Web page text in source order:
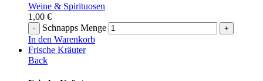
Weine & Spirituosen
1,00 €
Schnapps Menge
In den Warenkorb
Frische Kräuter
Back